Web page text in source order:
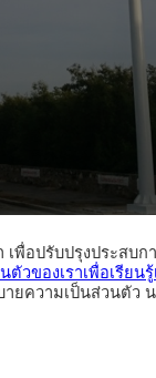
เพื่อปรับปรุงประสบก
วของเราเพื่อเรียน
ยความเป็นส่วนตัว